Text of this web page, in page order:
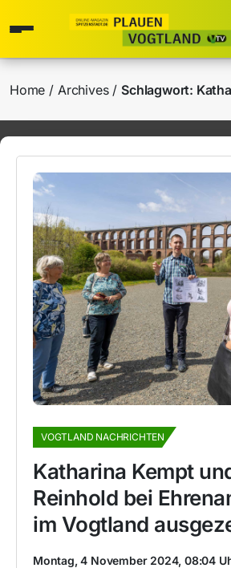
Home Archives Schlagwort:
VOGTLAND NACHRICHTEN
Katharina Kempt
Reinhold bei
im Vogtland
Montag, 4 November 2024, 08:04